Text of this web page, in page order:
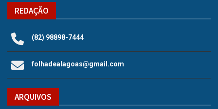
REDAÇÃO
(82) 98898-7444
folhadealagoas@gmail.com
ARQUIVOS